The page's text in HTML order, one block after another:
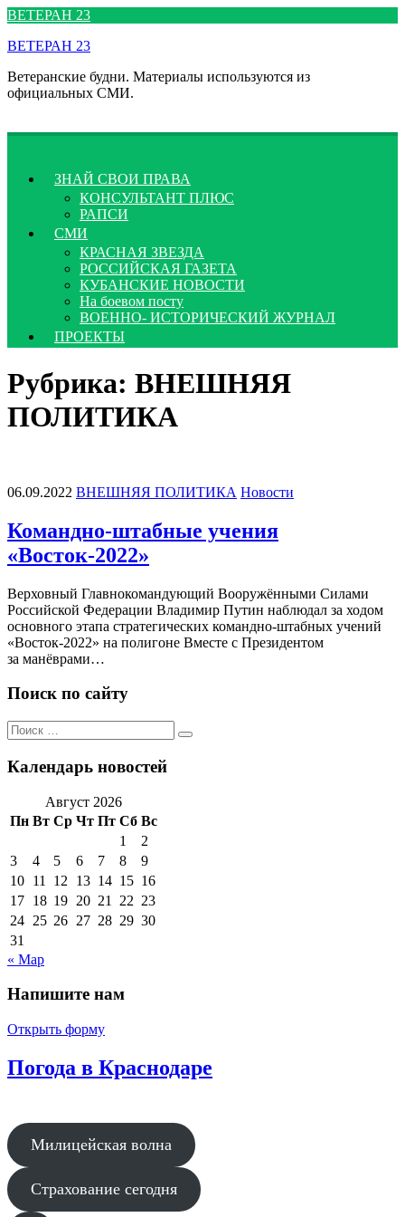
Перейти
содержимому
ВЕТЕРАН 23
ВЕТЕРАН 23
Ветеранские будни. Материалы используются из
официальных СМИ.
ЗНАЙ СВОИ ПРАВА
КОНСУЛЬТАНТ ПЛЮС
РАПСИ
СМИ
КРАСНАЯ ЗВЕЗДА
РОССИЙСКАЯ ГАЗЕТА
КУБАНСКИЕ НОВОСТИ
На боевом посту
ВОЕННО- ИСТОРИЧЕСКИЙ ЖУРНАЛ
ПРОЕКТЫ
Рубрика: ВНЕШНЯЯ
ПОЛИТИКА
06.09.2022 ВНЕШНЯЯ ПОЛИТИКА Новости
Командно-штабные учения
«Восток-2022»
Верховный Главнокомандующий Вооружёнными Силами
Российской Федерации Владимир Путин наблюдал за ходом
основного этапа стратегических командно-штабных учений
«Восток-2022» на полигоне Вместе с Президентом
за манёврами…
Поиск по сайту
Поиск
по:
Поиск
Календарь новостей
Август 2026
Пн Вт Ср Чт Пт Сб Вс
1
2
3
4 5 6 7 8
9
10 11 12 13 14 15 16
17 18 19 20 21 22 23
24 25 26 27 28 29 30
31
« Мар
Напишите нам
Открыть форму
Погода в Краснодаре
Милицейская волна
Страхование сегодня